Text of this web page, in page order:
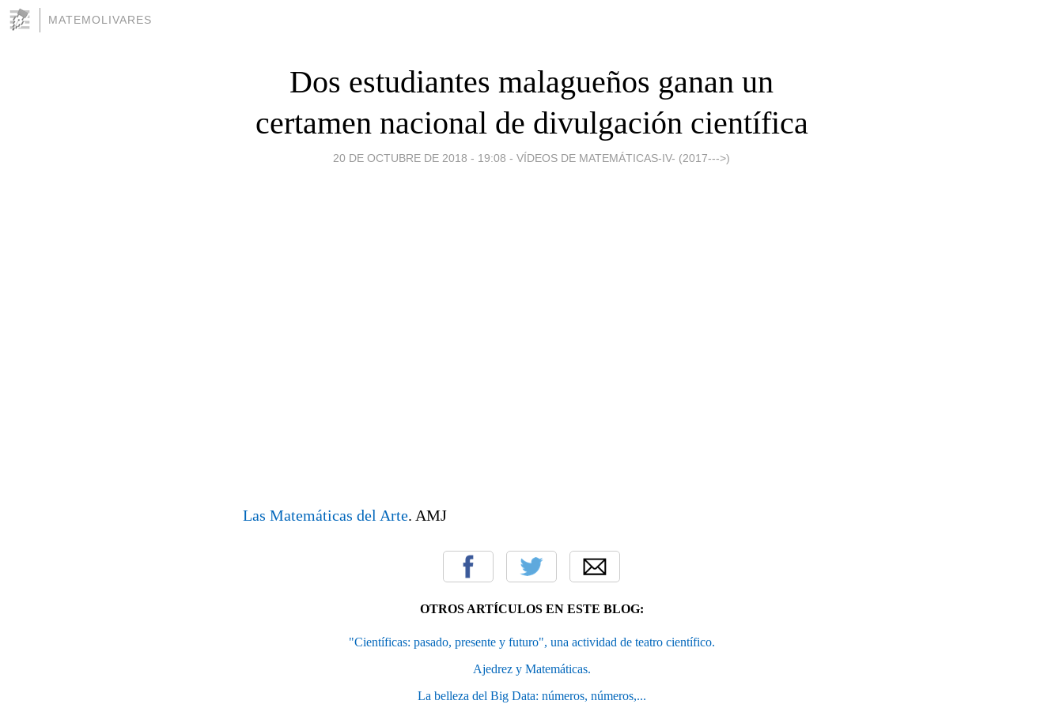
MATEMOLIVARES
Dos estudiantes malagueños ganan un
certamen nacional de divulgación científica
20 DE OCTUBRE DE 2018 - 19:08 - VÍDEOS DE MATEMÁTICAS-IV- (2017--->)
Las Matemáticas del Arte. AMJ
OTROS ARTÍCULOS EN ESTE BLOG:
"Científicas: pasado, presente y futuro", una actividad de teatro científico.
Ajedrez y Matemáticas.
La belleza del Big Data: números, números,...